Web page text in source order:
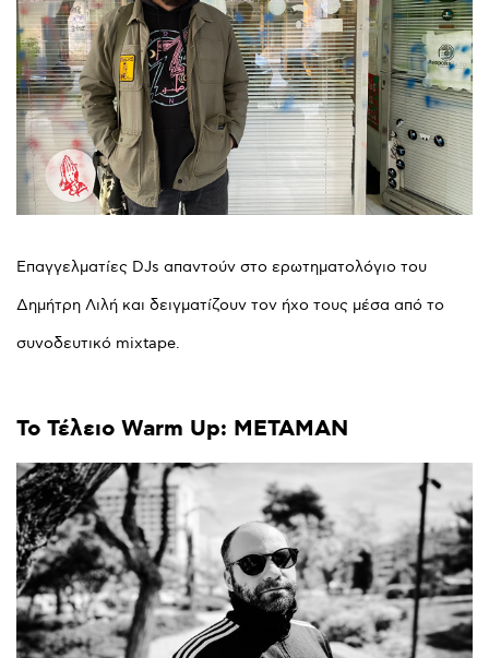
Επαγγελματίες DJs απαντούν στο ερωτηματολόγιο του
Δημήτρη Λιλή και δειγματίζουν τον ήχο τους μέσα από το
συνοδευτικό mixtape.
To Τέλειο Warm Up: METAMAN